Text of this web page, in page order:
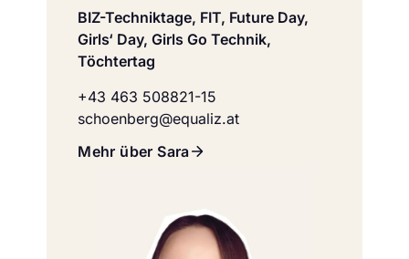
BIZ-Techniktage, FIT, Future Day,
Girls‘ Day, Girls Go Technik,
Töchtertag
+43 463 508821-15
schoenberg@equaliz.at
Mehr über Sara